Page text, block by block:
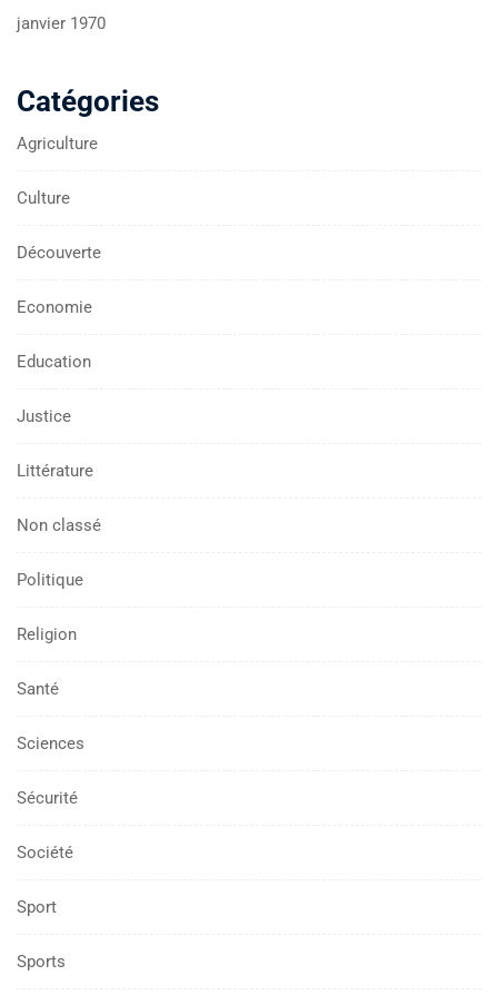
janvier 1970
Catégories
Agriculture
Culture
Découverte
Economie
Education
Justice
Littérature
Non classé
Politique
Religion
Santé
Sciences
Sécurité
Société
Sport
Sports